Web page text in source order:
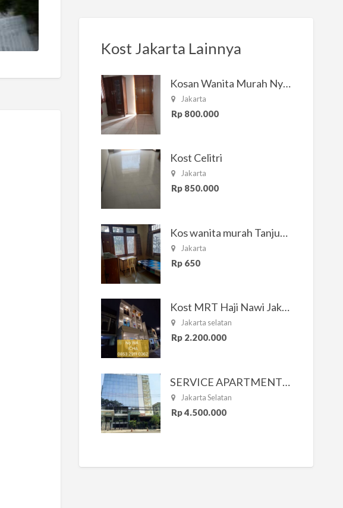
Kost Jakarta Lainnya
Kosan Wanita Murah Nyaman di Jakarta Selatan
Jakarta
Rp 800.000
Kost Celitri
Jakarta
Rp 850.000
Kos wanita murah Tanjung Duren Jakarta Barat
Jakarta
Rp 650
Kost MRT Haji Nawi Jakarta Selatan
Jakarta selatan
Rp 2.200.000
SERVICE APARTMENT SOUTH RESIDENCE
Jakarta Selatan
Rp 4.500.000